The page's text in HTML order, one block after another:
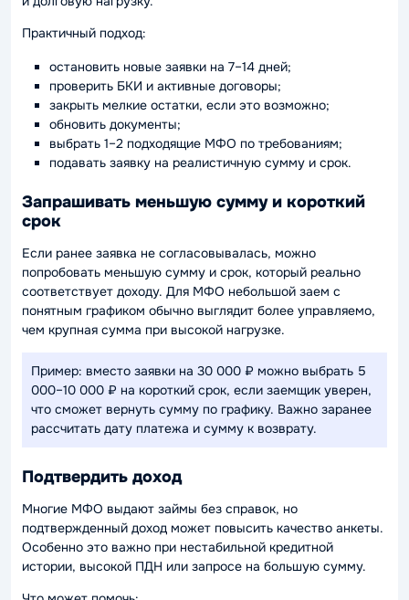
Практичный подход:
остановить новые заявки на 7–14 дней;
проверить БКИ и активные договоры;
закрыть мелкие остатки, если это возможно;
обновить документы;
выбрать 1–2 подходящие МФО по требованиям;
подавать заявку на реалистичную сумму и срок.
Запрашивать меньшую сумму и короткий
срок
Если ранее заявка не согласовывалась, можно
попробовать меньшую сумму и срок, который реально
соответствует доходу. Для МФО небольшой заем с
понятным графиком обычно выглядит более управляемо,
чем крупная сумма при высокой нагрузке.
Пример: вместо заявки на 30 000 ₽ можно выбрать 5
000–10 000 ₽ на короткий срок, если заемщик уверен,
что сможет вернуть сумму по графику. Важно заранее
рассчитать дату платежа и сумму к возврату.
Подтвердить доход
Многие МФО выдают займы без справок, но
подтвержденный доход может повысить качество анкеты.
Особенно это важно при нестабильной кредитной
истории, высокой ПДН или запросе на большую сумму.